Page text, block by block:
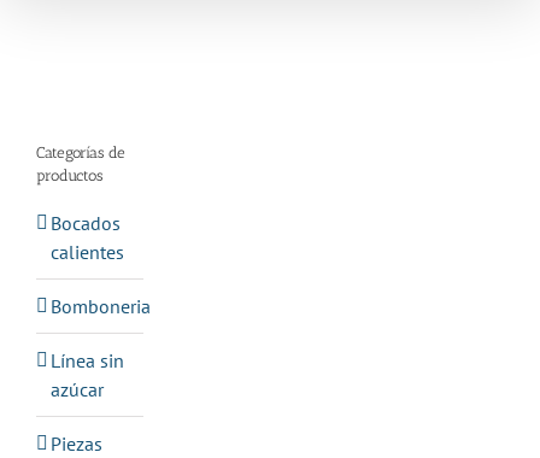
Categorías de
productos
Bocados
calientes
Bomboneria
Línea sin
azúcar
Piezas